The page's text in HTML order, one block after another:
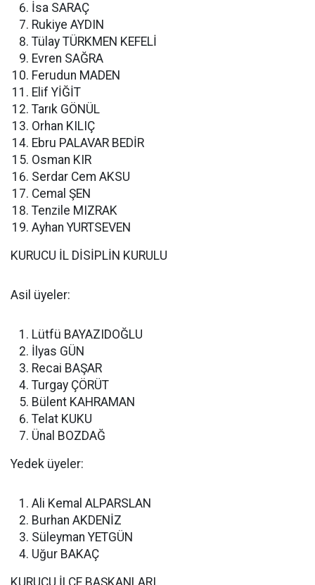
İsa SARAÇ
Rukiye AYDIN
Tülay TÜRKMEN KEFELİ
Evren SAĞRA
Ferudun MADEN
Elif YİĞİT
Tarık GÖNÜL
Orhan KILIÇ
Ebru PALAVAR BEDİR
Osman KIR
Serdar Cem AKSU
Cemal ŞEN
Tenzile MIZRAK
Ayhan YURTSEVEN
KURUCU İL DİSİPLİN KURULU
Asil üyeler:
Lütfü BAYAZIDOĞLU
İlyas GÜN
Recai BAŞAR
Turgay ÇÖRÜT
Bülent KAHRAMAN
Telat KUKU
Ünal BOZDAĞ
Yedek üyeler:
Ali Kemal ALPARSLAN
Burhan AKDENİZ
Süleyman YETGÜN
Uğur BAKAÇ